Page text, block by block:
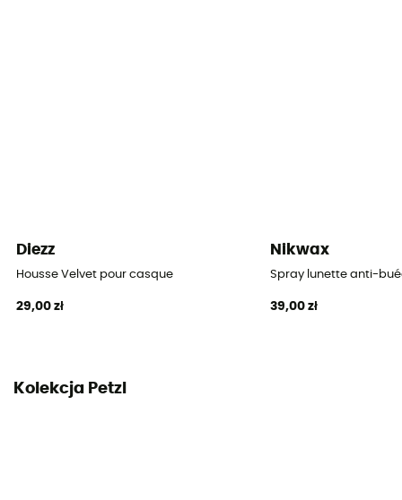
Diezz
Housse Velvet pour casque
29,00 zł
Nikwax
Spray lunette anti-
39,00 zł
Kolekcja Petzl